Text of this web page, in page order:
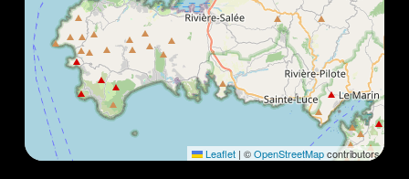
Leaflet | ©OpenStreetMapcontributors